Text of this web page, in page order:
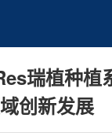
瑞植种植
创新发展